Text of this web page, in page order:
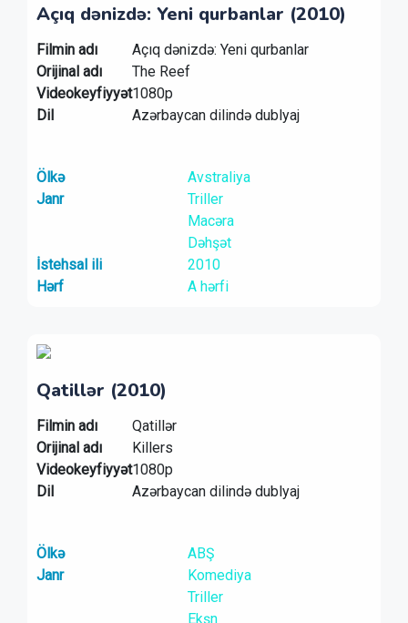
Açıq dənizdə: Yeni qurbanlar (2010)
Filmin adı
Açıq dənizdə: Yeni qurbanlar
Orijinal adı
The Reef
Videokeyfiyyət1080p
Dil
Azərbaycan dilində dublyaj
Ölkə
Avstraliya
Janr
Triller
Macəra
Dəhşət
İstehsal ili
2010
Hərf
A hərfi
Qatillər (2010)
Filmin adı
Qatillər
Orijinal adı
Killers
Videokeyfiyyət1080p
Dil
Azərbaycan dilində dublyaj
Ölkə
ABŞ
Janr
Komediya
Triller
Ekşn